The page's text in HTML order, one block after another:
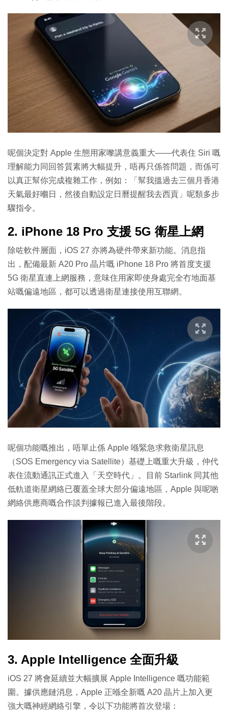
呢個決定對 Apple 生態用家嚟講意義重大——代表住 Siri 嘅
理解能力同回答質素將大幅提升，唔再只係答問題，而係可
以真正幫你完成複雜工作，例如：「幫我搵過去三個月香港
天氣最好嗰日，然後自動設定日曆提醒我去西貢」呢類多步
驟指令。
2. iPhone 18 Pro 支援 5G 衛星上網
除咗軟件層面，iOS 27 亦將為硬件帶來新功能。消息指
出，配備最新 A20 Pro 晶片嘅 iPhone 18 Pro 將首度支援
5G 衛星直連上網服務，意味住用家即使身處完全冇地面基
站嘅偏遠地區，都可以透過衛星連接使用互聯網。
呢個功能嘅推出，唔單止係 Apple 喺緊急求救衛星訊息
（SOS Emergency via Satellite）基礎上嘅重大升級，仲代
表住流動通訊正式進入「天空時代」。目前 Starlink 同其他
低軌道衛星網絡已覆蓋全球大部分偏遠地區，Apple 與呢啲
網絡供應商嘅合作談判據報已進入最後階段。
3. Apple Intelligence 全面升級
iOS 27 將會延續並大幅擴展 Apple Intelligence 嘅功能範
圍。據供應鏈消息，Apple 正喺全新嘅 A20 晶片上加入更
強大嘅神經網絡引擎，令以下功能將首次登場：